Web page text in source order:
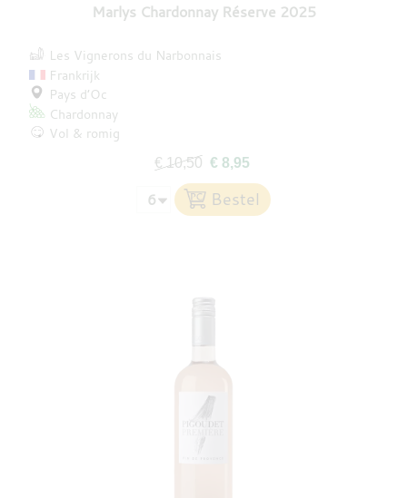
Marlys Chardonnay Réserve 2025
Les Vignerons du Narbonnais
Frankrijk
Pays d’Oc
Chardonnay
Vol & romig
€ 10,50 € 8,95